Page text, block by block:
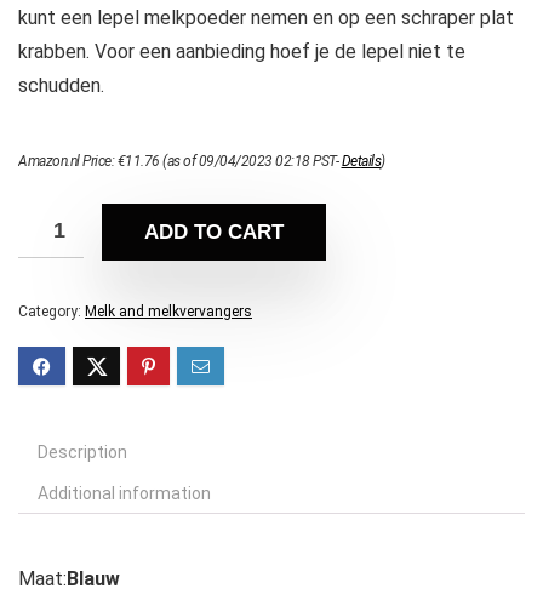
kunt een lepel melkpoeder nemen en op een schraper plat
krabben. Voor een aanbieding hoef je de lepel niet te
schudden.
Amazon.nl Price:€11.76 (as of 09/04/2023 02:18 PST-Details)
ADD TO CART
Category: Melk and melkvervangers
Description
Additional information
Maat: Blauw